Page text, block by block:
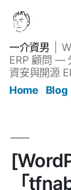
一介資男
ERP 顧問 —
資安與開源
Home
Blog
「
文章